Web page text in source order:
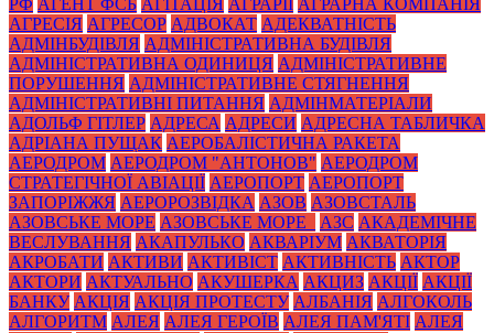
АГРЕСІЯ АГРЕСОР АДВОКАТ АДЕКВАТНІСТЬ
АДМІНБУДІВЛЯ АДМІНІСТРАТИВНА БУДІВЛЯ
АДМІНІСТРАТИВНА ОДИНИЦЯ АДМІНІСТРАТИВНЕ
ПОРУШЕННЯ АДМІНІСТРАТИВНЕ СТЯГНЕННЯ
АДМІНІСТРАТИВНІ ПИТАННЯ АДМІНМАТЕРІАЛИ
АДОЛЬФ ГІТЛЕР АДРЕСА АДРЕСИ АДРЕСНА ТАБЛИЧКА
АДРІАНА ПУЩАК АЕРОБАЛІСТИЧНА РАКЕТА
АЕРОДРОМ АЕРОДРОМ "АНТОНОВ" АЕРОДРОМ
СТРАТЕГІЧНОЇ АВІАЦІЇ АЕРОПОРТ АЕРОПОРТ
ЗАПОРІЖЖЯ АЕРОРОЗВІДКА АЗОВ АЗОВСТАЛЬ
АЗОВСЬКЕ МОРЕ АЗОВСЬКЕ МОРЕ_ АЗС АКАДЕМІЧНЕ
ВЕСЛУВАННЯ АКАПУЛЬКО АКВАРІУМ АКВАТОРІЯ
АКРОБАТИ АКТИВИ АКТИВІСТ АКТИВНІСТЬ АКТОР
АКТОРИ АКТУАЛЬНО АКУШЕРКА АКЦИЗ АКЦІЇ АКЦІЇ
БАНКУ АКЦІЯ АКЦІЯ ПРОТЕСТУ АЛБАНІЯ АЛГОКОЛЬ
АЛГОРИТМ АЛЕЯ АЛЕЯ ГЕРОЇВ АЛЕЯ ПАМ'ЯТІ АЛЕЯ